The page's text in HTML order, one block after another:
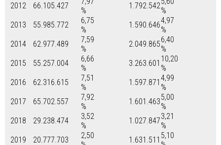
2012
66.105.427
%
1.792.542
%
2013
55.985.772
6,75
%
1.590.6464,97
%
2014
62.977.489
7,59
%
2.049.8656,40
%
2015
55.257.004
6,66
%
3.263.601 10,20
%
2016
62.316.615
7,51
%
1.597.871 4,99
%
2017
65.702.557
7,92
%
1.601.4635,00
%
2018
29.238.474
3,52
%
1.027.8473,21
%
2019
20.777.703
2,50
1.631.511 5,10